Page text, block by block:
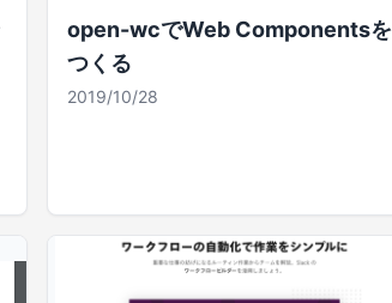
open-wcでWeb Componentsを
つくる
2019/10/28